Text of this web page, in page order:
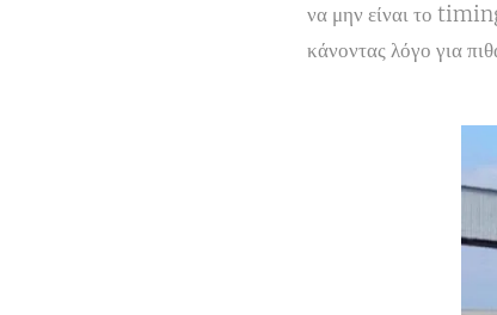
να μην είναι το
κάνοντας λόγο για